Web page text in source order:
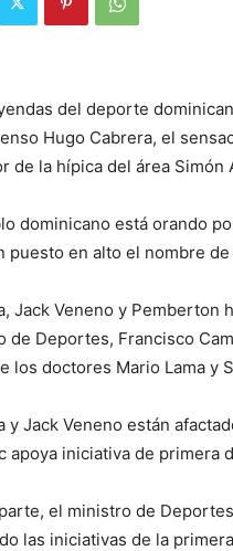
del deporte
Hugo Cabrera, el
de la hípica del área Simón
dominicano está orando
puesto en alto el nombre
Jack Veneno y Pemberton
de Deportes, Francisco
los doctores Mario Lama y
y Jack Veneno están
apoya iniciativa de primera
el ministro de
las iniciativas de la